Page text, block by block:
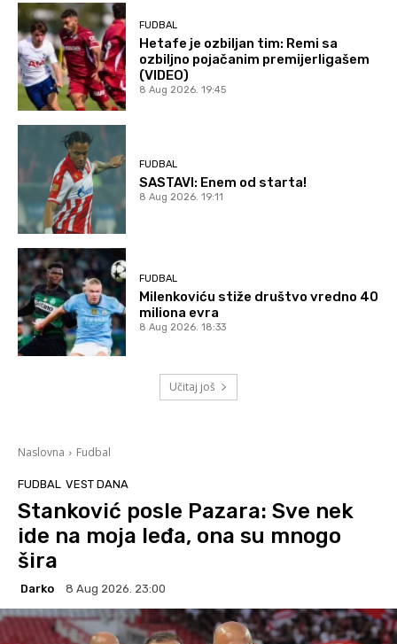
FUDBAL
Hetafe je ozbiljan tim: Remi sa
ozbiljno pojačanim premijerligašem
(VIDEO)
8 Aug 2026. 19:45
FUDBAL
SASTAVI: Enem od starta!
8 Aug 2026. 19:11
FUDBAL
Milenkoviću stiže društvo vredno 40
miliona evra
8 Aug 2026. 18:33
Učitaj još